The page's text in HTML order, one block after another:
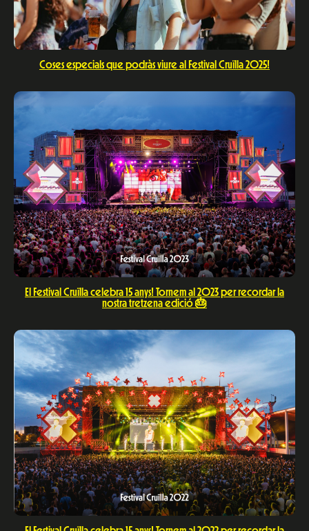
Coses especials que podràs viure al Festival Cruïlla 2025!
El Festival Cruïlla celebra 15 anys! Tornem al 2023 per recordar la
nostra tretzena edició 🎂